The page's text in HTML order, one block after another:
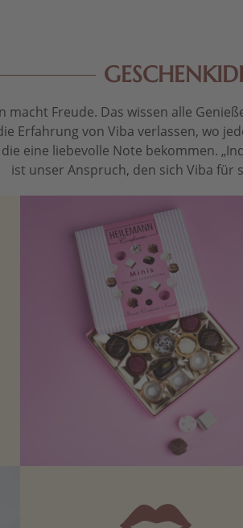
macht Freude. Das wissen alle
Erfahrung von Viba verlassen, wo
eine liebevolle Note bekommen.
ist unser Anspruch, den sich Viba für